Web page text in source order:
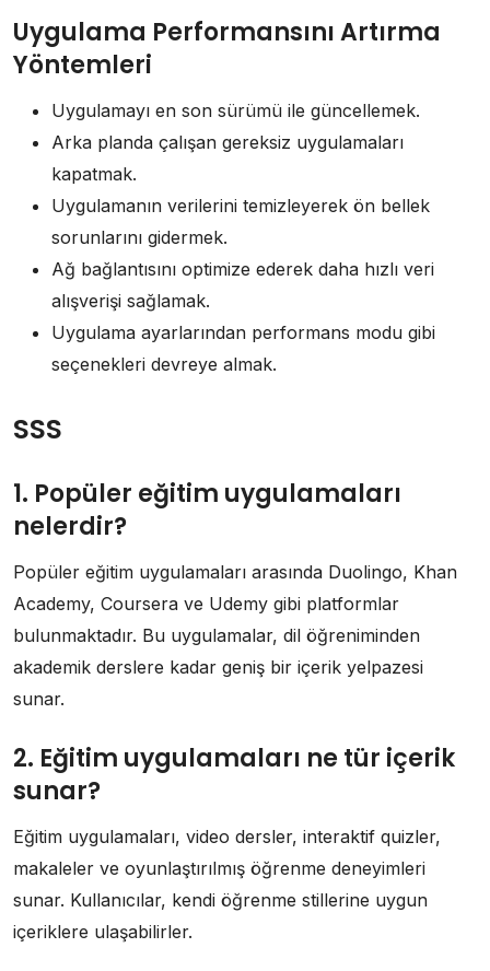
Uygulama Performansını Artırma
Yöntemleri
Uygulamayı en son sürümü ile güncellemek.
Arka planda çalışan gereksiz uygulamaları
kapatmak.
Uygulamanın verilerini temizleyerek ön bellek
sorunlarını gidermek.
Ağ bağlantısını optimize ederek daha hızlı veri
alışverişi sağlamak.
Uygulama ayarlarından performans modu gibi
seçenekleri devreye almak.
SSS
1. Popüler eğitim uygulamaları
nelerdir?
Popüler eğitim uygulamaları arasında Duolingo, Khan
Academy, Coursera ve Udemy gibi platformlar
bulunmaktadır. Bu uygulamalar, dil öğreniminden
akademik derslere kadar geniş bir içerik yelpazesi
sunar.
2. Eğitim uygulamaları ne tür içerik
sunar?
Eğitim uygulamaları, video dersler, interaktif quizler,
makaleler ve oyunlaştırılmış öğrenme deneyimleri
sunar. Kullanıcılar, kendi öğrenme stillerine uygun
içeriklere ulaşabilirler.